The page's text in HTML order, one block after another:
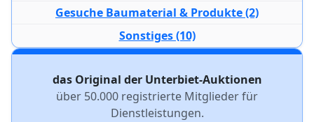
Gesuche Baumaterial & Produkte (2)
Sonstiges (10)
das Original der Unterbiet-Auktionen
über 50.000 registrierte Mitglieder für
Dienstleistungen.